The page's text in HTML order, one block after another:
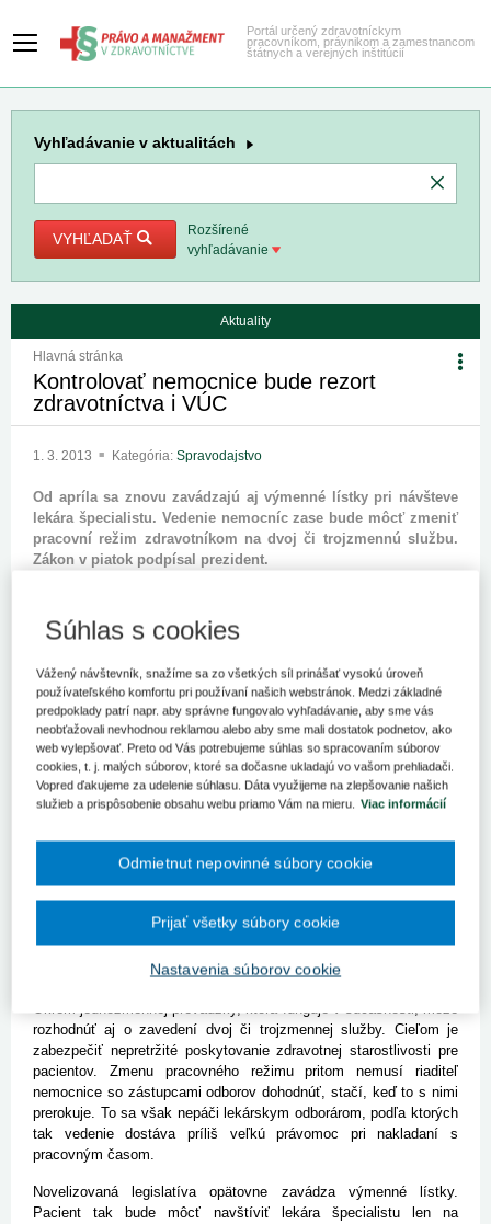
Portál určený zdravotníckym
pracovníkom, právnikom a zamestnancom
štátnych a verejných inštitúcií
Vyhľadávanie v aktualitách
VYHĽADAŤ
Rozšírené
vyhľadávanie
Aktuality
Hlavná stránka
Kontrolovať nemocnice bude rezort
zdravotníctva i VÚC
1. 3. 2013 Kategória: Spravodajstvo
Od apríla sa znovu zavádzajú aj výmenné lístky pri návšteve
lekára špecialistu. Vedenie nemocníc zase bude môcť zmeniť
pracovní režim zdravotníkom na dvoj či trojzmennú službu.
Zákon v piatok podpísal prezident.
bude môcť od apríla kontrolovať nemocnice. Takúto kompetenciu
podľa hovorkyne MZ Zuzany Čižmárikovej nemalo, a to napriek
nemocníc. Umožní mu to novela zákona o poskytovateľoch
zdravotnej starostlivosti, ktorú v piatok podpísal prezident SR Ivan
Gašparovič. Vykonávať dozor mohli len samosprávne kraje vďaka
svojej právomoci vydávať všeobecným nemocniciam povolenia. O
túto kompetenciu mali vyššie územné celky (VÚC) podľa
pôvodného návrhu MZ prísť. Rezort ju chcel preniesť na seba, aby
tak mohol kontrolovať zdravotnícke zariadenia, vrátane fakultných
pristúpilo na kompromis, ktorý predložil poslanec za Smer-SD a
zároveň žilinský župan Juraj Blanár. Úprava legislatívy tak
ponecháva samosprávnym krajom kompetenciu vydávať povolenia
zdravotnícke zariadenia okrem VÚC i ministerstvu.
Nemocníc sa týka aj ďalšia zo zmien. Po novom bude môcť
Okrem jednozmennej prevádzky, ktorá funguje v súčasnosti, môže
rozhodnúť aj o zavedení dvoj či trojzmennej služby. Cieľom je
zabezpečiť nepretržité poskytovanie zdravotnej starostlivosti pre
pacientov. Zmenu pracovného režimu pritom nemusí riaditeľ
nemocnice so zástupcami odborov dohodnúť, stačí, keď to s nimi
prerokuje. To sa však nepáči lekárskym odborárom, podľa ktorých
tak vedenie dostáva príliš veľkú právomoc pri nakladaní s
pracovným časom.
Novelizovaná legislatíva opätovne zavádza výmenné lístky.
Pacient tak bude môcť navštíviť lekára špecialistu len na
Súhlas s cookies
Vážený návštevník, snažíme sa zo všetkých síl prinášať vysokú úroveň
používateľského komfortu pri používaní našich webstránok. Medzi základné
predpoklady patrí napr. aby správne fungovalo vyhľadávanie, aby sme vás
neobťažovali nevhodnou reklamou alebo aby sme mali dostatok podnetov, ako
web vylepšovať. Preto od Vás potrebujeme súhlas so spracovaním súborov
cookies, t. j. malých súborov, ktoré sa dočasne ukladajú vo vašom prehliadači.
Vopred ďakujeme za udelenie súhlasu. Dáta využijeme na zlepšovanie našich
služieb a prispôsobenie obsahu webu priamo Vám na mieru.
Viac informácií
Nastavenia súborov cookie
Odmietnut nepovinné súbory cookie
Prijať všetky súbory cookie